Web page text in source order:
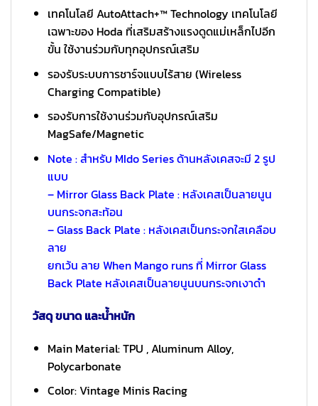
เทคโนโลยี AutoAttach+™ Technology เทคโนโลยี
เฉพาะของ Hoda ที่เสริมสร้างแรงดูดแม่เหล็กไปอีก
ขั้น ใช้งานร่วมกับทุกอุปกรณ์เสริม
รองรับระบบการชาร์จแบบไร้สาย (Wireless
Charging Compatible)
รองรับการใช้งานร่วมกับอุปกรณ์เสริม
MagSafe/Magnetic
Note : สำหรับ MIdo Series ด้านหลังเคสจะมี 2 รูป
แบบ
– Mirror Glass Back Plate : หลังเคสเป็นลายนูน
บนกระจกสะท้อน
– Glass Back Plate : หลังเคสเป็นกระจกใสเคลือบ
ลาย
ยกเว้น ลาย When Mango runs ที่ Mirror Glass
Back Plate หลังเคสเป็นลายนูนบนกระจกเงาดำ
วัสดุ ขนาด และน้ำหนัก
Main Material: TPU , Aluminum Alloy,
Polycarbonate
Color: Vintage Minis Racing